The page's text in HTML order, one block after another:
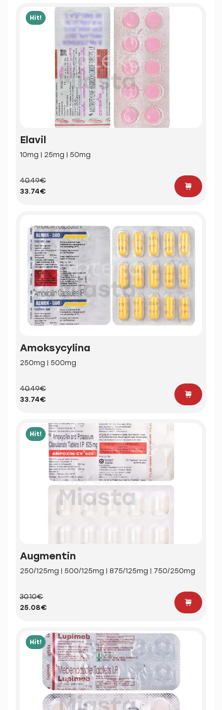
Hit!
Elavil
10mg | 25mg | 50mg
40.49€
33.74€
Amoksycylina
250mg | 500mg
40.49€
33.74€
Hit!
Augmentin
250/125mg | 500/125mg | 875/125mg | 750/250mg
30.10€
25.08€
Hit!